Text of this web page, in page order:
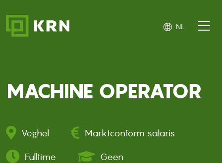
NL
MACHINE OPERATOR
Veghel Marktconform salaris
Fulltime Geen